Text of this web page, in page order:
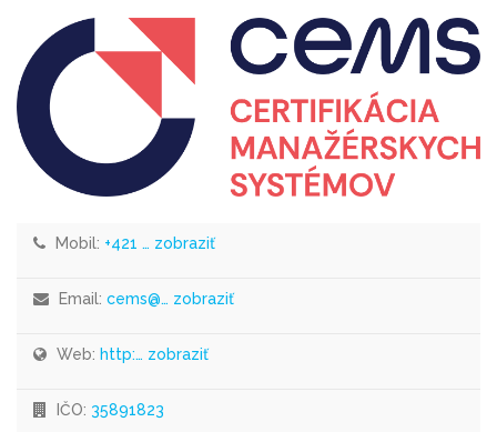
Mobil: +421 … zobraziť
Email: cems@… zobraziť
Web: http:… zobraziť
IČO: 35891823